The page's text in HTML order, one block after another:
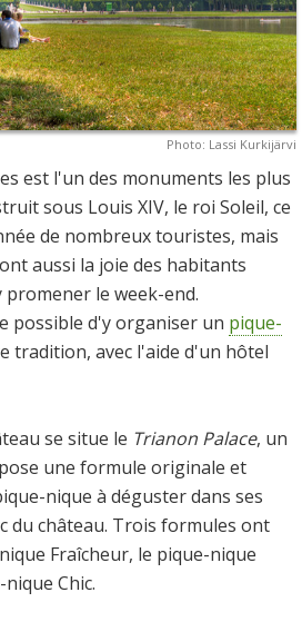
Photo: Lassi Kurkijärvi
est l'un des monuments les plus
sous Louis XIV, le roi Soleil, ce
de nombreux touristes, mais
aussi la joie des habitants
le week-end.
possible d'y organiser un pique-
tradition, avec l'aide d'un hôtel
se situe le Trianon Palace, un
une formule originale et
nique à déguster dans ses
du château. Trois formules ont
Fraîcheur, le pique-nique
Chic.